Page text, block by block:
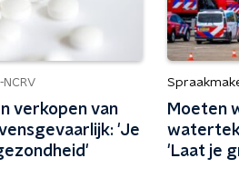
NCRV
verkopen van
'Je
Moeten
'Laat je